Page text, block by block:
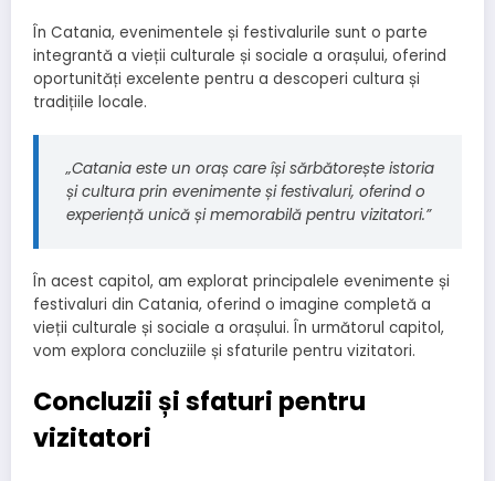
În Catania, evenimentele și festivalurile sunt o parte
integrantă a vieții culturale și sociale a orașului, oferind
oportunități excelente pentru a descoperi cultura și
tradițiile locale.
„Catania este un oraș care își sărbătorește istoria
și cultura prin evenimente și festivaluri, oferind o
experiență unică și memorabilă pentru vizitatori.”
În acest capitol, am explorat principalele evenimente și
festivaluri din Catania, oferind o imagine completă a
vieții culturale și sociale a orașului. În următorul capitol,
vom explora concluziile și sfaturile pentru vizitatori.
Concluzii și sfaturi pentru
vizitatori